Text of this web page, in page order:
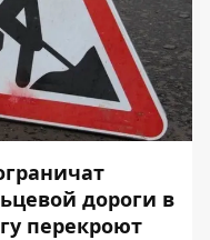
дороги в
перекроют